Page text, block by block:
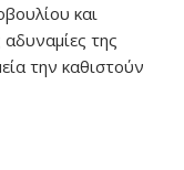
και
της
την καθιστούν